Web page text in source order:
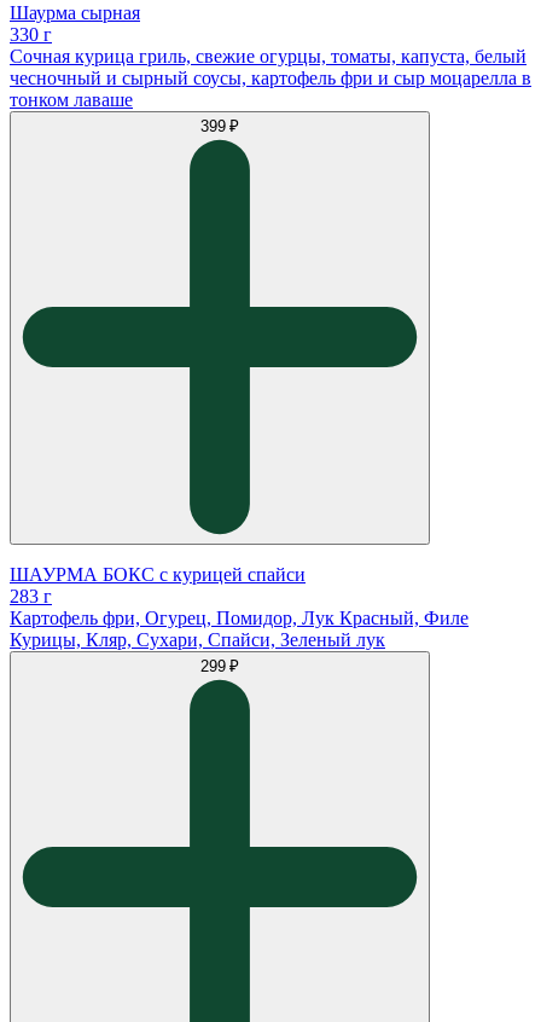
Шаурма сырная
330 г
Сочная курица гриль, свежие огурцы, томаты, капуста, белый
чесночный и сырный соусы, картофель фри и сыр моцарелла в
тонком лаваше
399 ₽
ШАУРМА БОКС с курицей спайси
283 г
Картофель фри, Огурец, Помидор, Лук Красный, Филе
Курицы, Кляр, Сухари, Спайси, Зеленый лук
299 ₽